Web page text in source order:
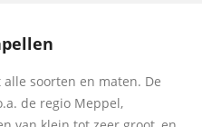
soorten en maten. De
de regio Meppel,